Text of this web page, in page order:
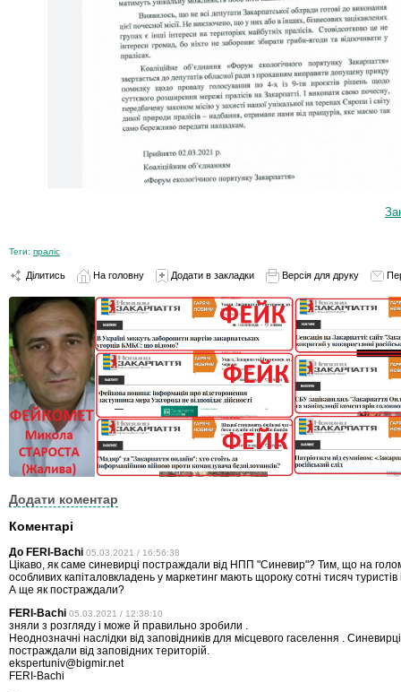
Теги: праліс
Ділитись На головну Додати в закладки Версія для друку
Додати коментар
Коментарі
До FERI-Bachi 05.03.2021 / 16:56:38
Цікаво, як саме синевирці постраждали від НПП "Синевир"? Тим, що на
особливих капіталовкладень у маркетинг мають щороку сотні тисяч туристів
А ще як постраждали?
FERI-Bachi 05.03.2021 / 12:38:10
зняли з розгляду і може й правильно зробили .
Неоднозначні наслідки від заповідників для місцевого гаселення .
постраждали від заповідних територій.
ekspertuniv@bigmir.net
FERI-Bachi